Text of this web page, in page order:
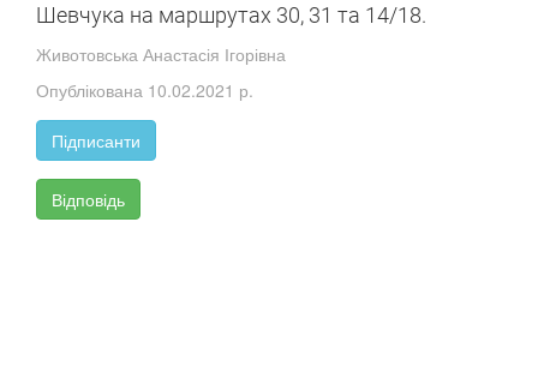
Шевчука на маршрутах 30, 31 та 14/18.
Животовська Анастасія Ігорівна
Опублікована 10.02.2021 р.
Підписанти
Відповідь